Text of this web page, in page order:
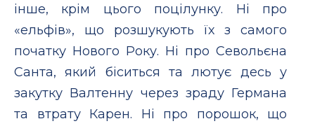
інше, крім цього поцілунку. Ні про
«ельфів», що розшукують їх з самого
початку Нового Року. Ні про Севольєна
Санта, який біситься та лютує десь у
закутку Валтенну через зраду Германа
та втрату Карен. Ні про порошок, що